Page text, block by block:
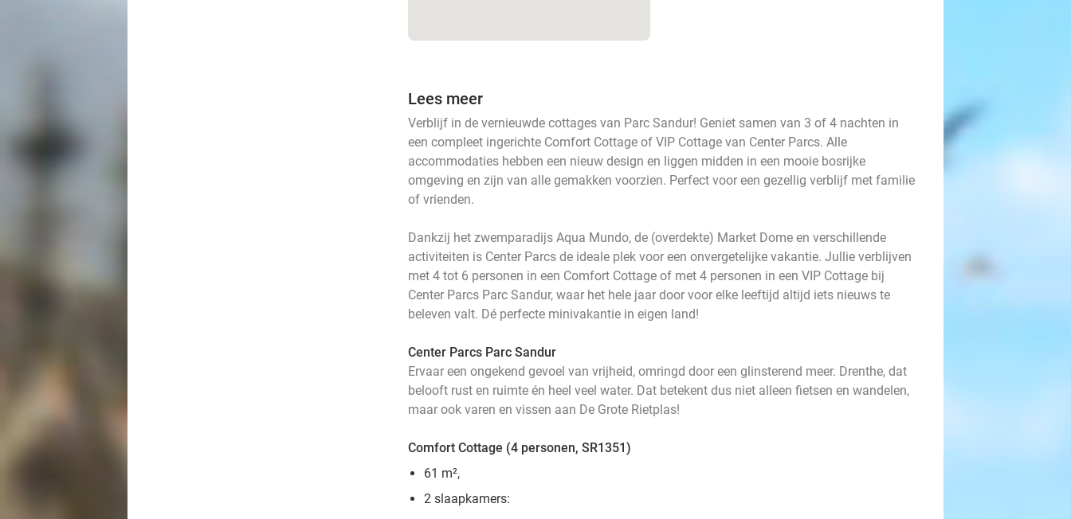
Lees meer
Verblijf in de vernieuwde cottages van Parc Sandur! Geniet samen van 3 of 4 nachten in
een compleet ingerichte Comfort Cottage of VIP Cottage van Center Parcs. Alle
accommodaties hebben een nieuw design en liggen midden in een mooie bosrijke
omgeving en zijn van alle gemakken voorzien. Perfect voor een gezellig verblijf met familie
of vrienden.
Dankzij het zwemparadijs Aqua Mundo, de (overdekte) Market Dome en verschillende
activiteiten is Center Parcs de ideale plek voor een onvergetelijke vakantie. Jullie verblijven
met 4 tot 6 personen in een Comfort Cottage of met 4 personen in een VIP Cottage bij
Center Parcs Parc Sandur, waar het hele jaar door voor elke leeftijd altijd iets nieuws te
beleven valt. Dé perfecte minivakantie in eigen land!
Center Parcs Parc Sandur
Ervaar een ongekend gevoel van vrijheid, omringd door een glinsterend meer. Drenthe, dat
belooft rust en ruimte én heel veel water. Dat betekent dus niet alleen fietsen en wandelen,
maar ook varen en vissen aan De Grote Rietplas!
Comfort Cottage (4 personen, SR1351)
61 m²,
2 slaapkamers: